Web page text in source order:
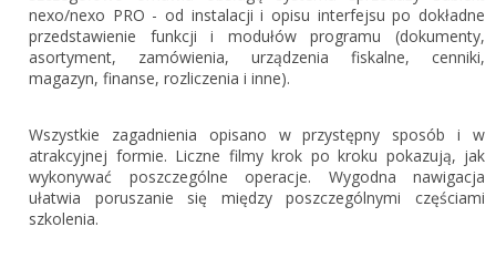
Portal Dokumentów z obsługą KSeF dla biur
rachunkowych
Login
Zapomniałem hasła
nexo/nexo PRO - od instalacji i opisu interfejsu po dokładne
przedstawienie funkcji i modułów programu (dokumenty,
asortyment, zamówienia, urządzenia fiskalne, cenniki,
magazyn, finanse, rozliczenia i inne).
Wszystkie zagadnienia opisano w przystępny sposób i w
atrakcyjnej formie. Liczne filmy krok po kroku pokazują, jak
wykonywać poszczególne operacje. Wygodna nawigacja
ułatwia poruszanie się między poszczególnymi częściami
szkolenia.